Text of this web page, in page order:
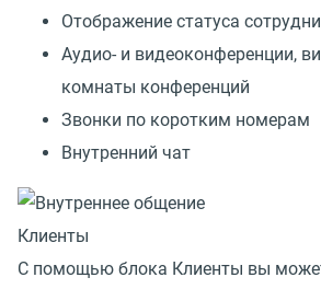
Отображение статуса
Аудио- и видеоконференции,
комнаты конференций
Звонки по коротким номерам
Внутренний чат
Клиенты
С помощью блока Клиенты вы